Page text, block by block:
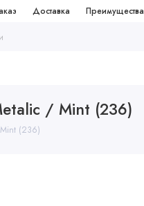
Доставка Преимущества
/ Mint (236)
(236)